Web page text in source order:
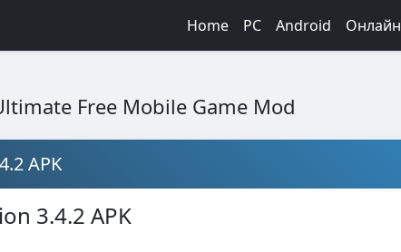
Home PC Android Онлайн
Free Mobile Game Mod
APK
3.4.2 APK